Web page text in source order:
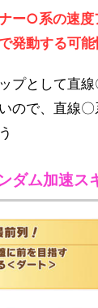
ー○系の速度
発動する可
プとして直
ので、直線
ダム加速ス